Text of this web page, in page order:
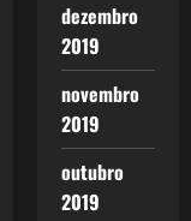
dezembro
2019
novembro
2019
outubro
2019